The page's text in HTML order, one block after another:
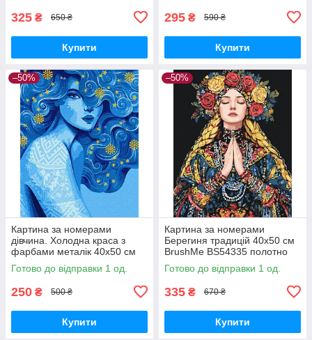
325 ₴ 650 ₴
Купити
295 ₴ 590 ₴
Купити
–50%
Картина за номерами
дівчина. Холодна краса з
фарбами металік 40х50 см
Ідейка KHO2587
Готово до відправки 1 од.
250 ₴ 500 ₴
Купити
–50%
Картина за номерами
Берегиня традицій 40х50 см
BrushMe BS54335 полотно
на підрамнику
Готово до відправки 1 од.
335 ₴ 670 ₴
Купити